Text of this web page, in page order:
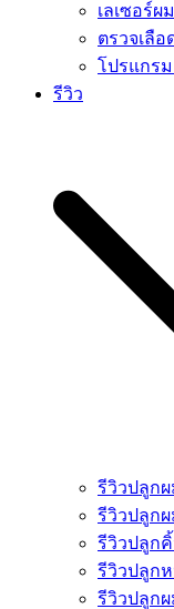
เลเซอร์ผ
ตรวจเลือ
โปรแกร
รีวิว
รีวิวปลูก
รีวิวปลูก
รีวิวปลูก
รีวิวปลูก
รีวิวปลูก